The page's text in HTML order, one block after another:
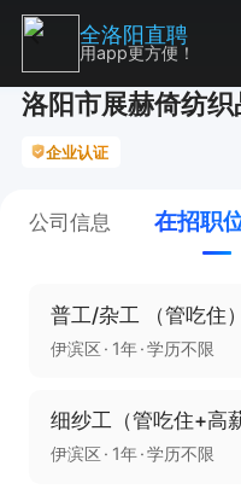
洛阳市展赫倚纺织
企业认证
公司信息 在招职
普工/杂工 （管吃住）
伊滨区 1年 学历不限
细纱工（管吃住+高
伊滨区 1年 学历不限
全洛阳直聘
用app更方便！